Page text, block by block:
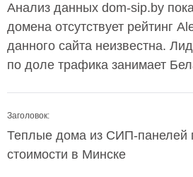
Анализ данных dom-sip.by
домена отсутствует рейтинг
данного сайта неизвестна.
по доле трафика занимает
Заголовок:
Теплые дома из СИП-панелей
стоимости в Минске